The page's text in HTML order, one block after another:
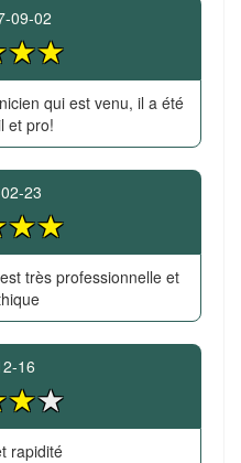
09-02
qui est venu, il a été
et pro!
23
très professionnelle et
16
rapidité